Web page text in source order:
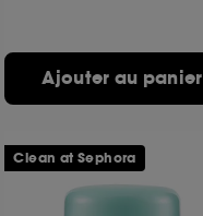
Ajouter au panier
Clean at Sephora